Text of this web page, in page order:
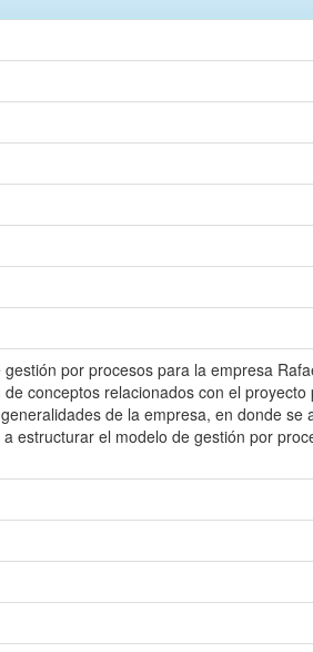
por procesos para la empresa
conceptos relacionados con el
de la empresa, en donde se
estructurar el modelo de gestión por